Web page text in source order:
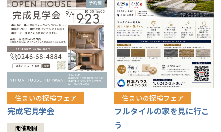
住まいの探検フェア
完成宅見学会
開催期間
住まいの探検フェア
フルタイルの家を見に行こ
う